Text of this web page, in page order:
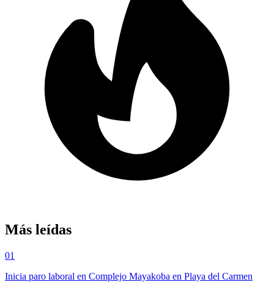
Más leídas
01
Inicia paro laboral en Complejo Mayakoba en Playa del Carmen